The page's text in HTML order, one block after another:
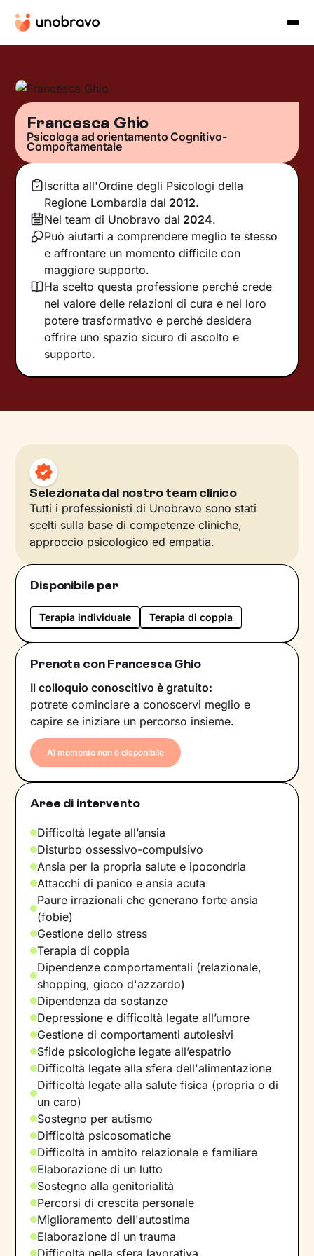
Francesca Ghio
Psicologa ad orientamento Cognitivo-
Comportamentale
Iscritta all'Ordine degli Psicologi della
Regione Lombardia dal 2012.
Nel team di Unobravo dal 2024.
Può aiutarti a comprendere meglio te stesso
e affrontare un momento difficile con
maggiore supporto.
Ha scelto questa professione perché crede
nel valore delle relazioni di cura e nel loro
potere trasformativo e perché desidera
offrire uno spazio sicuro di ascolto e
supporto.
Selezionata dal nostro team clinico
Tutti i professionisti di Unobravo sono stati
scelti sulla base di competenze cliniche,
approccio psicologico ed empatia.
Disponibile per
Terapia individuale Terapia di coppia
Prenota con Francesca Ghio
Il colloquio conoscitivo è gratuito:
potrete cominciare a conoscervi meglio e
capire se iniziare un percorso insieme.
Al momento non è disponibile
Aree di intervento
Difficoltà legate all’ansia
Disturbo ossessivo-compulsivo
Ansia per la propria salute e ipocondria
Attacchi di panico e ansia acuta
Paure irrazionali che generano forte ansia
(fobie)
Gestione dello stress
Terapia di coppia
Dipendenze comportamentali (relazionale,
shopping, gioco d'azzardo)
Dipendenza da sostanze
Depressione e difficoltà legate all’umore
Gestione di comportamenti autolesivi
Sfide psicologiche legate all’espatrio
Difficoltà legate alla sfera dell'alimentazione
Difficoltà legate alla salute fisica (propria o di
un caro)
Sostegno per autismo
Difficoltà psicosomatiche
Difficoltà in ambito relazionale e familiare
Elaborazione di un lutto
Sostegno alla genitorialità
Percorsi di crescita personale
Miglioramento dell'autostima
Elaborazione di un trauma
Difficoltà nella sfera lavorativa